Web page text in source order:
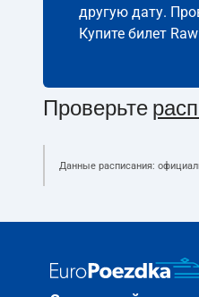
другую дату.
Купите билет
Проверьте
Данные расписания: